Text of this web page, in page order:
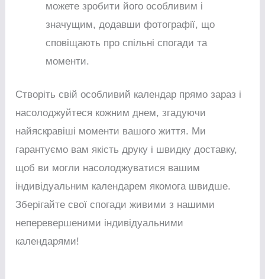
можете зробити його особливим і
значущим, додавши фотографії, що
сповіщають про спільні спогади та
моменти.
Створіть свій особливий календар прямо зараз і
насолоджуйтеся кожним днем, згадуючи
найяскравіші моменти вашого життя. Ми
гарантуємо вам якість друку і швидку доставку,
щоб ви могли насолоджуватися вашим
індивідуальним календарем якомога швидше.
Зберігайте свої спогади живими з нашими
неперевершеними індивідуальними
календарями!